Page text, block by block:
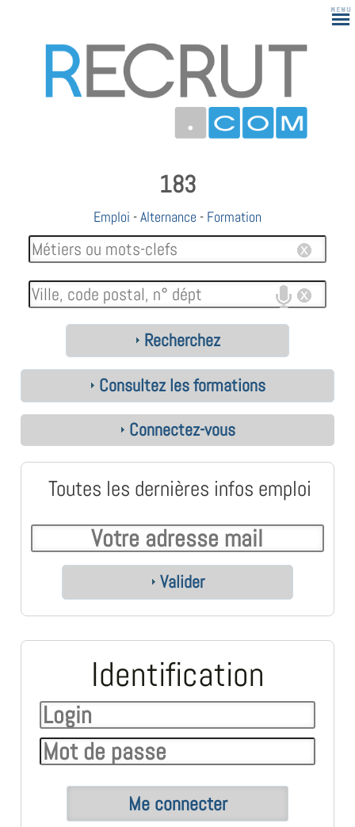
183
Emploi -Alternance - Formation
Recherchez
Consultez les formations
Connectez-vous
Toutes les dernières infos emploi
Valider
Identification